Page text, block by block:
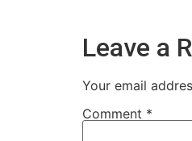
Leave a
Your email
Comment *